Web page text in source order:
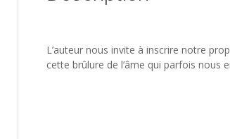
L’auteur nous invite à inscrire notre
cette brûlure de l’âme qui parfois nous